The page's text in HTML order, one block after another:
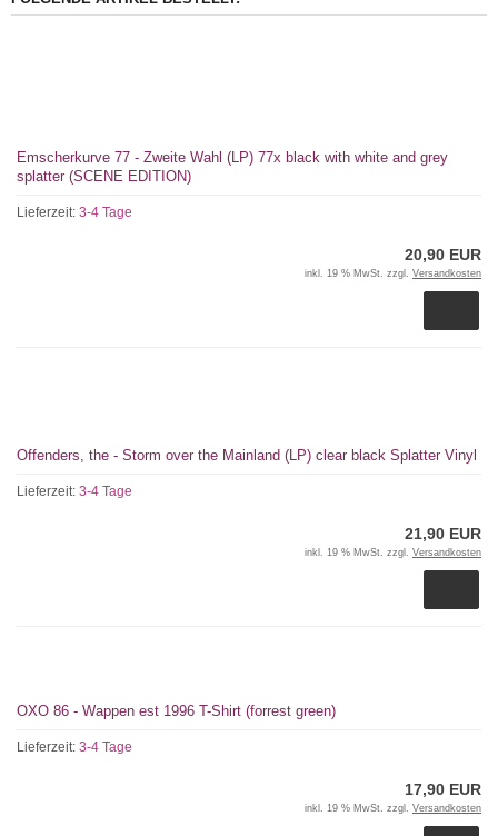
Emscherkurve 77 - Zweite Wahl (LP) 77x black with white and grey
splatter (SCENE EDITION)
Lieferzeit: 3-4 Tage
20,90 EUR
inkl. 19 % MwSt. zzgl. Versandkosten
Offenders, the - Storm over the Mainland (LP) clear black Splatter Vinyl
Lieferzeit: 3-4 Tage
21,90 EUR
inkl. 19 % MwSt. zzgl. Versandkosten
OXO 86 - Wappen est 1996 T-Shirt (forrest green)
Lieferzeit: 3-4 Tage
17,90 EUR
inkl. 19 % MwSt. zzgl. Versandkosten